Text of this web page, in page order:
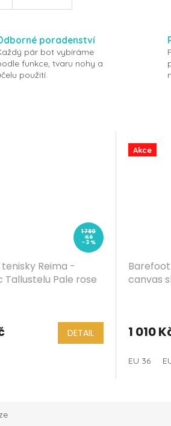
poradenství
pár bot vybíráme
funkce, tvaru nohy a
použití.
1 790
Kč
–3 %
Reima -
Tallustelu Pale rose
DETAIL
Akce
canvas
1 010
EU 36